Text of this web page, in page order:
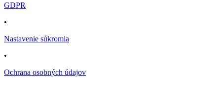
GDPR
•
Nastavenie súkromia
•
Ochrana osobných údajov